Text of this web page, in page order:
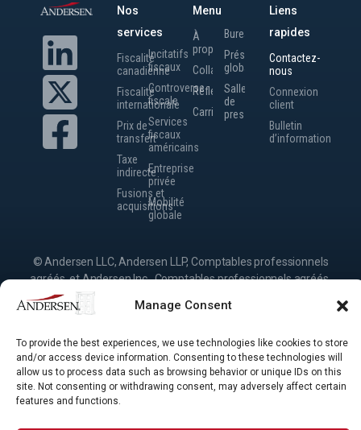
Manage Consent
To provide the best experiences, we use technologies like cookies to store
and/or access device information. Consenting to these technologies will
allow us to process data such as browsing behavior or unique IDs on this
site. Not consenting or withdrawing consent, may adversely affect certain
features and functions.
Nos
services
Fiscalité
canadienne
Fiscalité
internationale
Prix de
transfert
Taxe
indirecte
Fusions et
acquisitions
Incitatifs
fiscaux
Controverse
fiscale
Services
fiscaux
américains
Entreprise
privée
Mobilité
globale
Menu
À
propos
Collaborateurs
Réflexions
Carrières
Bureaux
Présence
globale
Salle
de
presse
Liens
rapides
Contactez-
nous
Connexion
client
Bulletin
d’information
© Andersen LLC, Andersen LLP, Comptables professionnels
agréés, et Andersen Inc., Comptables professionnels agréés.
Andersen LLP et Andersen Inc. sont les cabinets membres
canadiens d’Andersen Global, un verein suisse composé de
situés à travers le monde, offrant leurs services sous leur
propre nom ou sous la marque « Andersen ». Andersen
Global ne fournit aucun service et n’assume aucune
responsabilité pour les actions des cabinets membres, et les